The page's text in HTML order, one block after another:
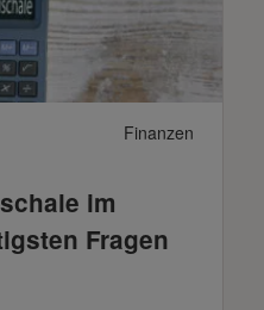
Finanzen
im
Fragen